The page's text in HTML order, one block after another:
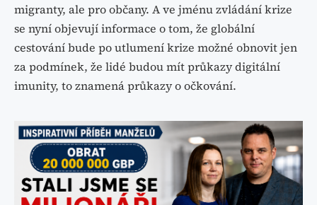
migranty, ale pro občany. A ve jménu zvládání krize
se nyní objevují informace o tom, že globální
cestování bude po utlumení krize možné obnovit jen
za podmínek, že lidé budou mít průkazy digitální
imunity, to znamená průkazy o očkování.